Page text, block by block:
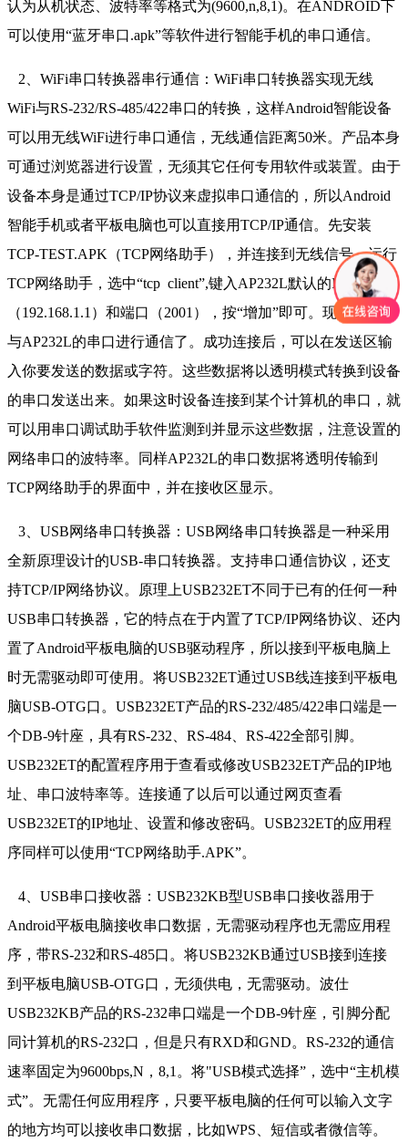
认为从机状态、波特率等格式为(9600,n,8,1)。在ANDROID下
可以使用“蓝牙串口.apk”等软件进行智能手机的串口通信。
2、WiFi串口转换器串行通信：WiFi串口转换器实现无线
WiFi与RS-232/RS-485/422串口的转换，这样Android智能设备
可以用无线WiFi进行串口通信，无线通信距离50米。产品本身
可通过浏览器进行设置，无须其它任何专用软件或装置。由于
设备本身是通过TCP/IP协议来虚拟串口通信的，所以Android
智能手机或者平板电脑也可以直接用TCP/IP通信。先安装
TCP-TEST.APK（TCP网络助手），并连接到无线信号。运行
TCP网络助手，选中“tcp client”,键入AP232L默认的IP地址
（192.168.1.1）和端口（2001），按“增加”即可。现在就可以
与AP232L的串口进行通信了。成功连接后，可以在发送区输
入你要发送的数据或字符。这些数据将以透明模式转换到设备
的串口发送出来。如果这时设备连接到某个计算机的串口，就
可以用串口调试助手软件监测到并显示这些数据，注意设置的
网络串口的波特率。同样AP232L的串口数据将透明传输到
TCP网络助手的界面中，并在接收区显示。
3、USB网络串口转换器：USB网络串口转换器是一种采用
全新原理设计的USB-串口转换器。支持串口通信协议，还支
持TCP/IP网络协议。原理上USB232ET不同于已有的任何一种
USB串口转换器，它的特点在于内置了TCP/IP网络协议、还内
置了Android平板电脑的USB驱动程序，所以接到平板电脑上
时无需驱动即可使用。将USB232ET通过USB线连接到平板电
脑USB-OTG口。USB232ET产品的RS-232/485/422串口端是一
个DB-9针座，具有RS-232、RS-484、RS-422全部引脚。
USB232ET的配置程序用于查看或修改USB232ET产品的IP地
址、串口波特率等。连接通了以后可以通过网页查看
USB232ET的IP地址、设置和修改密码。USB232ET的应用程
序同样可以使用“TCP网络助手.APK”。
4、USB串口接收器：USB232KB型USB串口接收器用于
Android平板电脑接收串口数据，无需驱动程序也无需应用程
序，带RS-232和RS-485口。将USB232KB通过USB接到连接
到平板电脑USB-OTG口，无须供电，无需驱动。波仕
USB232KB产品的RS-232串口端是一个DB-9针座，引脚分配
同计算机的RS-232口，但是只有RXD和GND。RS-232的通信
速率固定为9600bps,N，8,1。将"USB模式选择”，选中“主机模
式”。无需任何应用程序，只要平板电脑的任何可以输入文字
的地方均可以接收串口数据，比如WPS、短信或者微信等。